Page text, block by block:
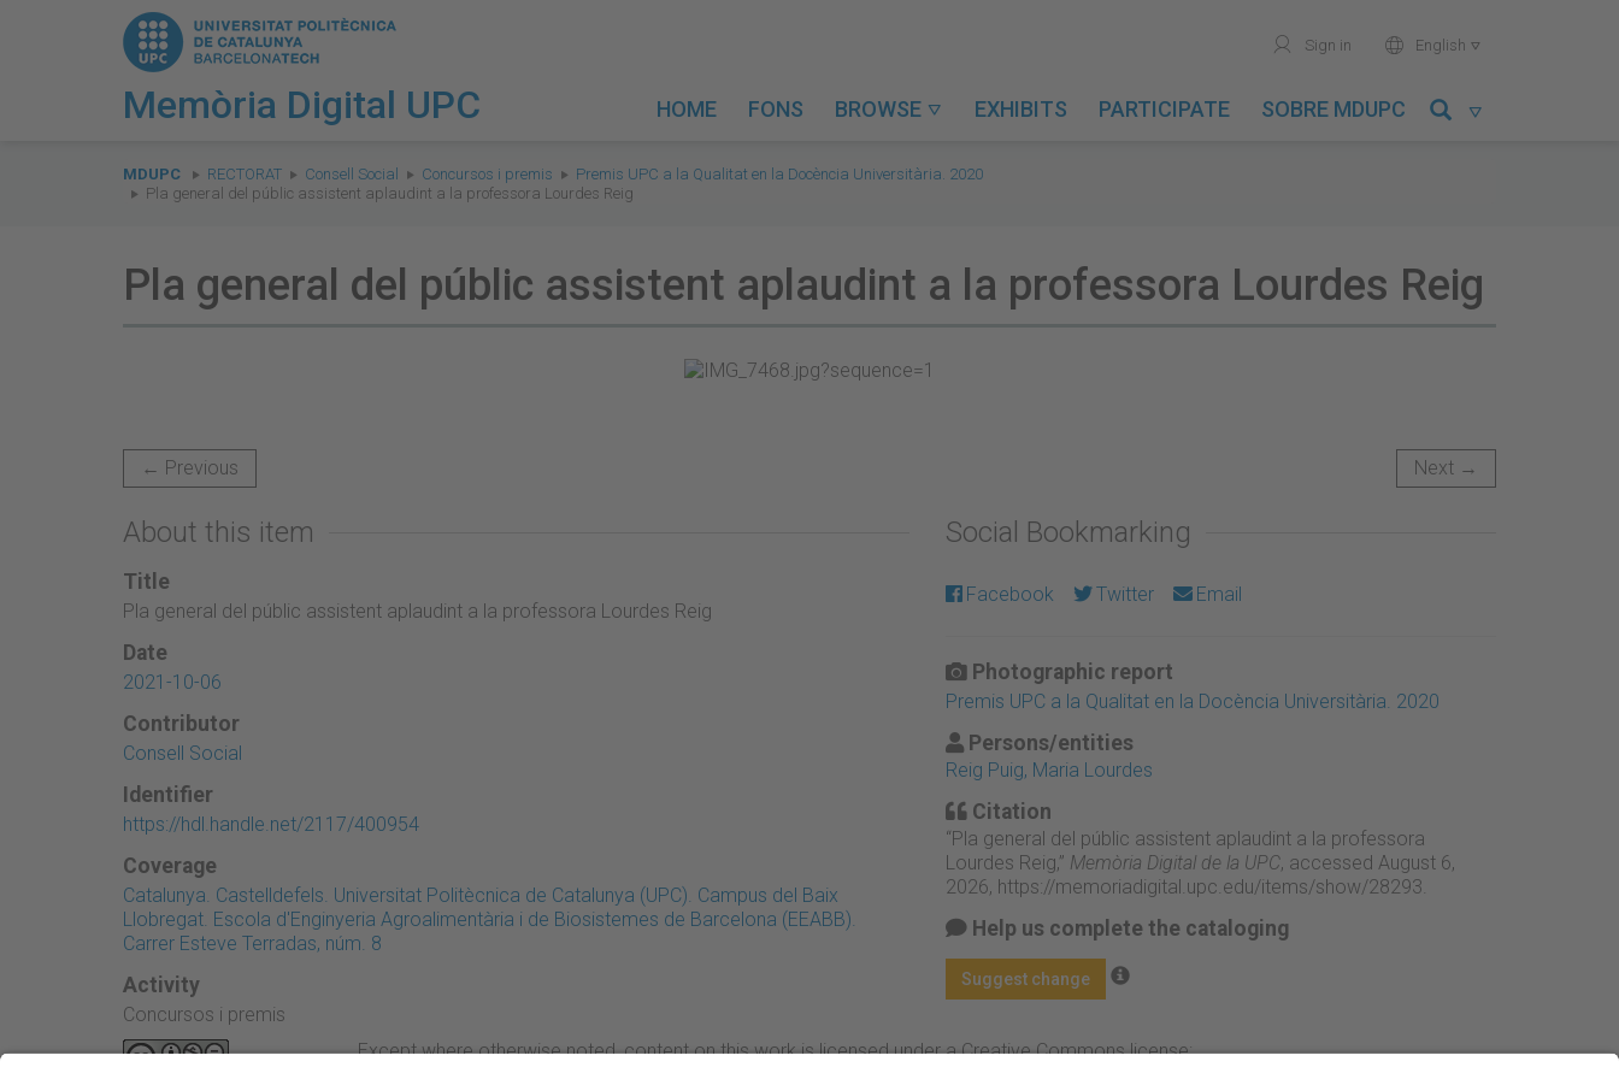
Memòria Digital UPC
user Sign in world English 
HOME FONS BROWSE  EXHIBITS PARTICIPATE SOBRE MDUPC 
are
here:
MDUPC RECTORAT Consell Social Concursos i premis
Premis UPC a la Qualitat en la Docència Universitària. 2020
Pla general del públic assistent aplaudint a la professora Lourdes Reig
Pla general del públic assistent aplaudint a la professora Lourdes Reig
← Previous Next →
About this item
Title
Pla general del públic assistent aplaudint a la professora Lourdes Reig
Date
2021-10-06
Contributor
Consell Social
Identifier
https://hdl.handle.net/2117/400954
Coverage
Catalunya. Castelldefels. Universitat Politècnica de Catalunya (UPC). Campus del Baix
Llobregat. Escola d'Enginyeria Agroalimentària i de Biosistemes de Barcelona (EEABB).
Carrer Esteve Terradas, núm. 8
Activity
Concursos i premis
Social Bookmarking
Facebook Twitter Email
Photographic report
Premis UPC a la Qualitat en la Docència Universitària. 2020
Persons/entities
Reig Puig, Maria Lourdes
Citation
“Pla general del públic assistent aplaudint a la professora
Lourdes Reig,” Memòria Digital de la UPC, accessed August 6,
2026, https://memoriadigital.upc.edu/items/show/28293
Help us complete the cataloging
Suggest change
Except where otherwise noted, content on this work is licensed under a Creative Commons license: